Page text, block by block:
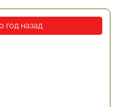
год назад